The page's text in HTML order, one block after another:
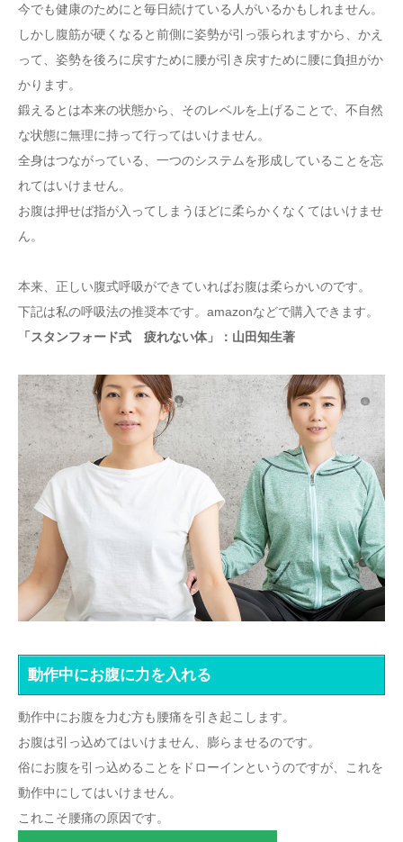
今でも健康のためにと毎日続けている人がいるかもしれません。
しかし腹筋が硬くなると前側に姿勢が引っ張られますから、かえ
って、姿勢を後ろに戻すために腰が引き戻すために腰に負担がか
かります。
鍛えるとは本来の状態から、そのレベルを上げることで、不自然
な状態に無理に持って行ってはいけません。
全身はつながっている、一つのシステムを形成していることを忘
れてはいけません。
お腹は押せば指が入ってしまうほどに柔らかくなくてはいけませ
ん。
本来、正しい腹式呼吸ができていればお腹は柔らかいのです。
下記は私の呼吸法の推奨本です。amazonなどで購入できます。
「スタンフォード式 疲れない体」： 山田知生著
動作中にお腹に力を入れる
動作中にお腹を力む方も腰痛を引き起こします。
お腹は引っ込めてはいけません、膨らませるのです。
俗にお腹を引っ込めることをドローインというのですが、これを
動作中にしてはいけません。
これこそ腰痛の原因です。